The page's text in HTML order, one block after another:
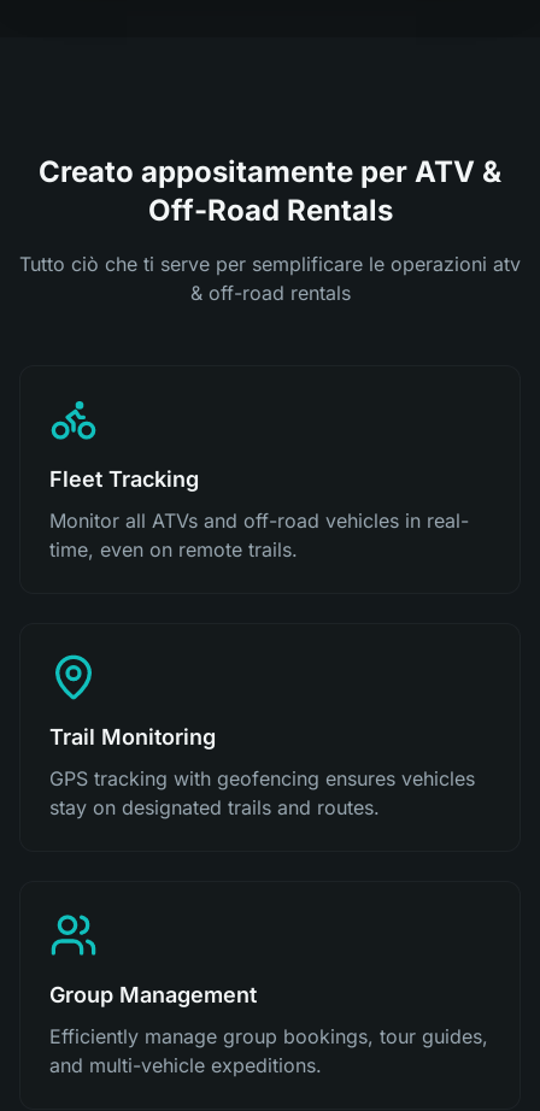
Creato appositamente per ATV &
Off-Road Rentals
Tutto ciò che ti serve per semplificare le operazioni atv
& off-road rentals
Fleet Tracking
Monitor all ATVs and off-road vehicles in real-
time, even on remote trails.
Trail Monitoring
GPS tracking with geofencing ensures vehicles
stay on designated trails and routes.
Group Management
Efficiently manage group bookings, tour guides,
and multi-vehicle expeditions.